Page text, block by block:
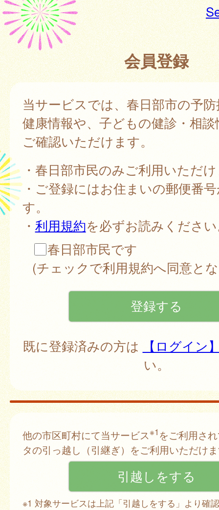
会員登録
当サービスでは、春日部市の予
健康情報や、子どもの健診・相
ご確認いただけます。
・春日部市民のみご利用いただ
・ご登録にはお住まいの郵便番
す。
・ 利用規約を必ずお読みくださ
春日部市民です
(チェックで利用規約へ同意と
既に登録済みの方は
【ログイン
い。
他の市区町村にて当サービス※1 をご利用さ
タの引っ越し（引継ぎ）をご利用いただけ
※1 対象サービスは上記「引越しをする」より確